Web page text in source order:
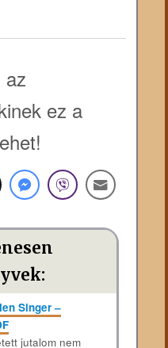
az
ez a
Singer –
jutalom nem